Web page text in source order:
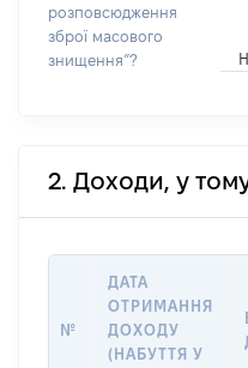
розповсюдження
зброї масового
знищення”?
2. Доходи, у
№
ДАТА
ОТРИМАННЯ
ДОХОДУ
(НАБУТТЯ У